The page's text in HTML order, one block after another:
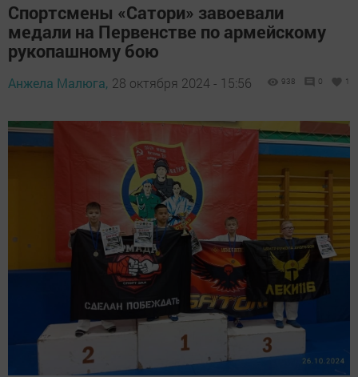
Спортсмены «Сатори» завоевали
медали на Первенстве по армейскому
рукопашному бою
Анжела Малюга, 28 октября 2024 - 15:56 938 0 1